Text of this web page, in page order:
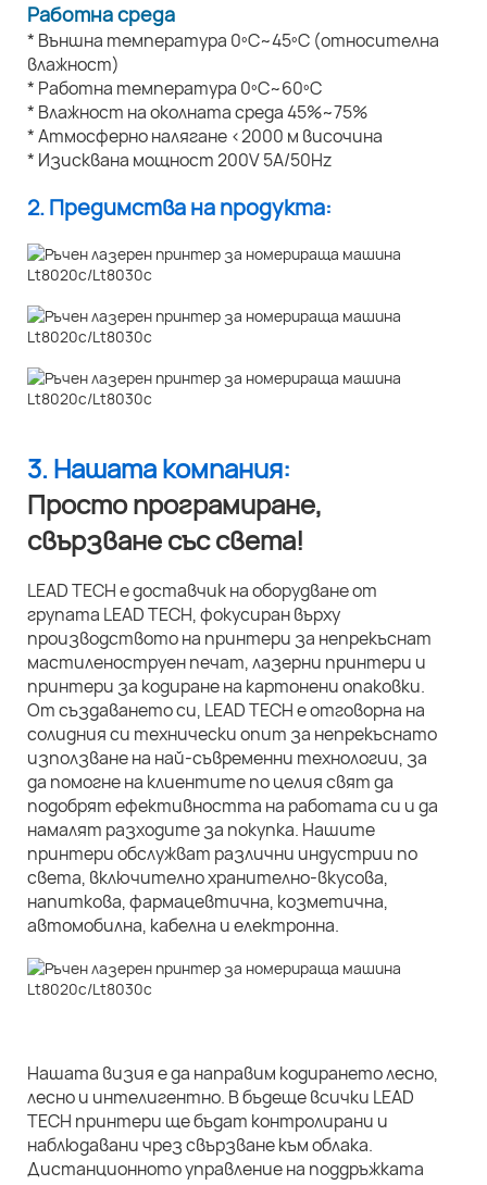
Работна среда
* Външна температура 0ºC~45ºC (относителна
влажност)
* Работна температура 0ºC~60ºC
* Влажност на околната среда 45%~75%
* Атмосферно налягане <2000 м височина
* Изисквана мощност 200V 5A/50Hz
2. Предимства на продукта:
3. Нашата компания:
Просто програмиране,
свързване със света!
LEAD TECH е доставчик на оборудване от
групата LEAD TECH, фокусиран върху
производството на принтери за непрекъснат
мастиленоструен печат, лазерни принтери и
принтери за кодиране на картонени опаковки.
От създаването си, LEAD TECH е отговорна на
солидния си технически опит за непрекъснато
използване на най-съвременни технологии, за
да помогне на клиентите по целия свят да
подобрят ефективността на работата си и да
намалят разходите за покупка. Нашите
принтери обслужват различни индустрии по
света, включително хранително-вкусова,
напиткова, фармацевтична, козметична,
автомобилна, кабелна и електронна.
Нашата визия е да направим кодирането лесно,
лесно и интелигентно. В бъдеще всички LEAD
TECH принтери ще бъдат контролирани и
наблюдавани чрез свързване към облака.
Дистанционното управление на поддръжката